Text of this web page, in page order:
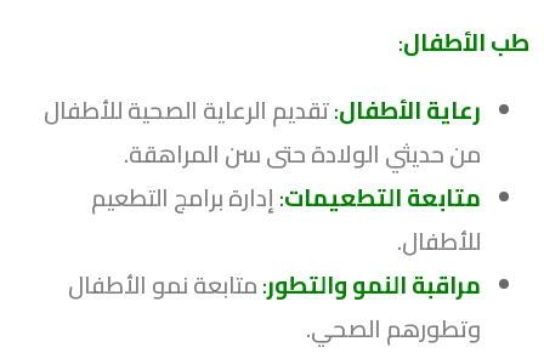
طب الأطفال:
رعاية الأطفال:تقديم الرعاية الصحية للأطفال
من حديثي الولادة حتى سن المراهقة.
متابعة التطعيمات:إدارة برامج التطعيم
للأطفال.
مراقبة النمو والتطور:متابعة نمو الأطفال
وتطورهم الصحي.